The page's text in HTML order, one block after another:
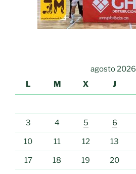
agosto 2026
L
M X J
3 4 5 6
10 11 12 13
17 18 19 20